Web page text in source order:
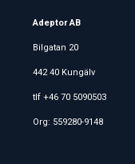
Adeptor AB
Bilgatan 20
442 40 Kungälv
tlf +46 70 5090503
Org: 559280-9148